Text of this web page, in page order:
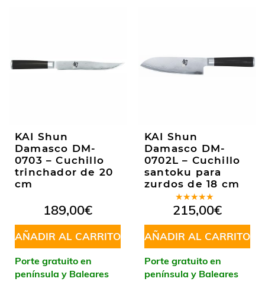
KAI Shun
Damasco DM-
0703 – Cuchillo
trinchador de 20
cm
189,00€
AÑADIR AL CARRITO
Porte gratuito en
península y Baleares
KAI Shun
Damasco DM-
0702L – Cuchillo
santoku para
zurdos de 18 cm
Valorado
en5.00de
5
215,00€
AÑADIR AL CARRITO
Porte gratuito en
península y Baleares